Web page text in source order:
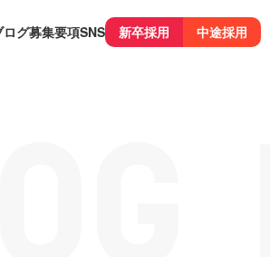
ログ募集要項SNS 新卒採用 中途採用